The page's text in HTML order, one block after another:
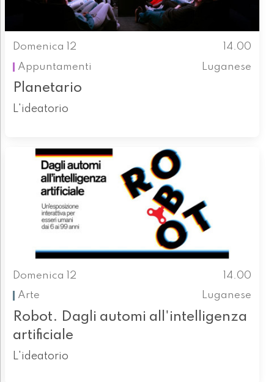
Domenica 12
14.00
Appuntamenti
Luganese
Planetario
L'ideatorio
Domenica 12
14.00
Arte
Luganese
Robot. Dagli automi all'intelligenza
artificiale
L'ideatorio